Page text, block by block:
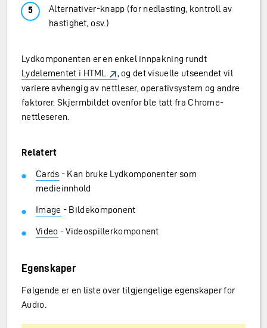
Alternativer-knapp (for nedlasting, kontroll av
hastighet, osv.)
Lydkomponenten er en enkel innpakning rundt
Lydelementet i HTML
, og det visuelle utseendet vil
variere avhengig av nettleser, operativsystem og andre
faktorer. Skjermbildet ovenfor ble tatt fra Chrome-
nettleseren.
Relatert
Cards - Kan bruke Lydkomponenter som
medieinnhold
Image - Bildekomponent
Video - Videospillerkomponent
Egenskaper
Følgende er en liste over tilgjengelige egenskaper for
Audio.